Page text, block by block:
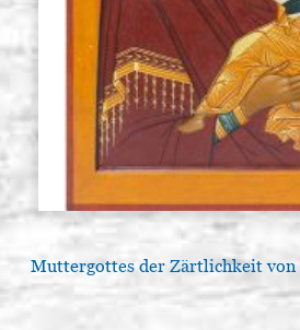
Muttergottes der Zärtlichkeit von